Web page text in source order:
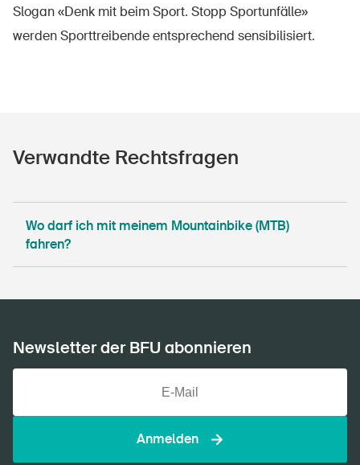
Slogan «Denk mit beim Sport. Stopp Sportunfälle»
werden Sporttreibende entsprechend sensibilisiert.
Verwandte Rechtsfragen
Wo darf ich mit meinem Mountainbike (MTB)
fahren?
Newsletter der BFU abonnieren
Anmelden